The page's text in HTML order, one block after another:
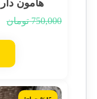
هامون دار
750,000 تومان